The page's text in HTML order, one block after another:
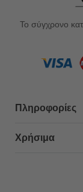
Το σύγχρονο
Πληροφορίες
Χρήσιμα